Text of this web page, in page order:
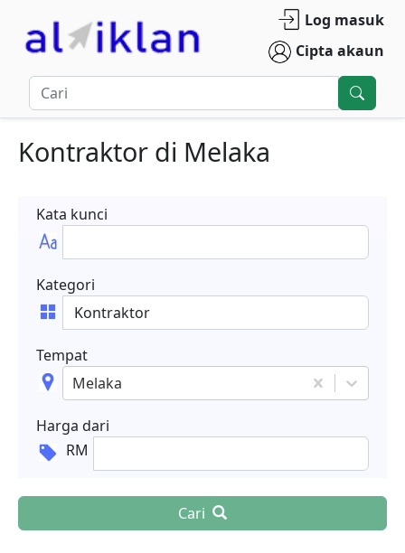
Log masuk
Cipta akaun
Kontraktor di Melaka
Kata kunci
Kategori
Tempat
Melaka
Harga dari
RM
Cari